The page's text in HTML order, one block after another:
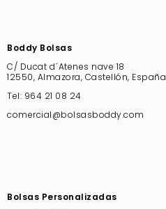
Boddy Bolsas
C/ Ducat d´Atenes nave 18
12550, Almazora, Castellón, España
Tel: 964 21 08 24
comercial@bolsasboddy.com
Bolsas Personalizadas